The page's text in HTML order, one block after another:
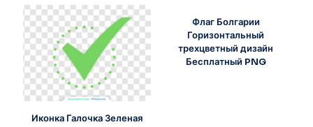
Иконка Галочка Зеленая
Флаг Болгарии
Горизонтальный
трехцветный дизайн
Бесплатный PNG